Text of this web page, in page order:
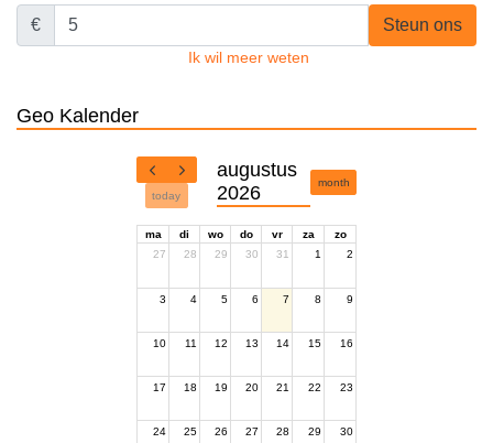
€ Steun ons
Ik wil meer weten
Geo Kalender
today
augustus
2026
month
ma di wo do vr za
zo
27
28 29 30 31 1 2
3 4 5 6 7 8 9
10 11 12 13 14 15 16
17 18 19 20 21 22 23
24 25 26 27 28 29 30